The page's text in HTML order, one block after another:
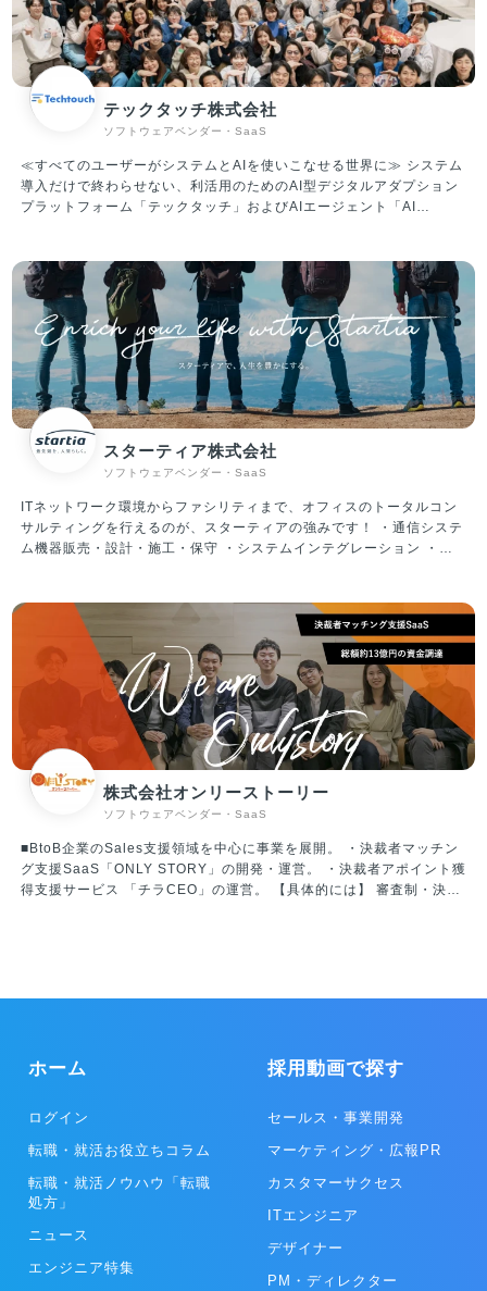
物流・自動車整備・建設領域に特化したエージェントの『ドライバー
キャリア』『整備士キャリア』『建職キャリア』を運営しています。
現在、5,000社以上のクライアントと取引しており、業界トップクラ
スの各社からも厚い信頼を寄せられいます。業界に先駆けて成果報酬
型サービスを実施し、導入のしやすさから新たなクライアントを獲得
し急成長を果たしています。 ②ITプラットフォーム（SaaS）事業 X
Mile社は、人材プラットフォーム事業で5,000以上のお客様と取引を
体制の中小企業が大多数であり、社内のIT人材も不足しているのが課
題となっています。 当社は、ノンデスク事業者向けのSaaS開発提供
により、生産性向上・労働時間短縮を促進していきます。
テックタッチ株式会社
ソフトウェアベンダー・SaaS
≪すべてのユーザーがシステムとAIを使いこなせる世界に≫ システム
導入だけで終わらせない、利活用のためのAI型デジタルアダプション
プラットフォーム「テックタッチ」およびAIエージェント「AI
ゲーションを表示させ、利活用を促進していくプラットフォームで
す。 対象システムの利用状況を可視化したうえで、ナビゲーションに
よるUI改善や自動操作による生産性改善など、アジャイルなDXを現場
主導でリードすることができ、主に従業員数千人～数万人のエンター
プライズ企業様を中心にご導入いただいています。 ▼テックタッチの
機能紹介（一例） ・どのタイミングで何を入力すればいいのかをス
テップごとに教えてくれる ・入力ミスを事前に検知（半角／全角、
(株)／株式会社など） ・分析機能を用いて、どれくらいの社員が、
どの項目で躓いているのかが分かる ・自動入力機能で顧客のIDを間
違いなく入力（ダブルチェックが不要に） ▼資金調達情報 2019年6
月 シード調達：1.2億円 2020年6月 シリーズA調達：5億円 2023
囲気/特徴 ・大人な雰囲気のスタートアップ！メリハリつけた働き方
が可能 周りへの配慮を大切にした、優しいメンバーが揃っており、気
持ちよく働ける環境です。 仕事においては真剣に向き合いますが、楽
約60％、子育て中社員が35％超えと、大人な雰囲気のスタートアップ
です。 そのため、休日出勤・過度な残業など無理なスケジュールで業
務を進めていくことはありません。 ・働く環境／スキルアップ ・大
手金融、外資コンサル、メガベンチャー、スタートアップ経営者な
ど、様々なバックグラウンドを持つメンバーが当社には集まっていま
す。 当然ながら自律性、主体性が強く求められる環境ではあるのです
が、そのような環境だからこそ、全員が「会社のオーナーである」と
いう思いを持ち、プロダクト開発だけではなく、組織作りにも積極的
に関わる風土ができています。
スターティア株式会社
ソフトウェアベンダー・SaaS
ITネットワーク環境からファシリティまで、オフィスのトータルコン
サルティングを行えるのが、スターティアの強みです！ ・通信システ
ム機器販売・設計・施工・保守 ・システムインテグレーション ・セ
イトの企画・制作 ・Web集客のコンサルティング
株式会社オンリーストーリー
ソフトウェアベンダー・SaaS
■BtoB企業のSales支援領域を中心に事業を展開。 ・決裁者マッチン
グ支援SaaS「ONLY STORY」の開発・運営。 ・決裁者アポイント獲
得支援サービス 「チラCEO」の運営。 【具体的には】 審査制・決裁
アカウント(企業)のキーパーソンだけに絞ったマーケティング活動
『KBM(Keyperson Based Marketing)モデル』を実現し、BtoB企業
する経営課題／営業課題の解決に貢献します。 ▼ 受賞・表彰 2024年
グ 小規模部門（従業員25－99人）で 5位に選出 2020年版アジア地域
における 「働きがいのある会社」ランキングで 25位に選出 ▼出演・
掲載 ・NHK クローズアップ現代＋
https://www.nhk.or.jp/gendai/articles/4432/index.html ・
TechCrunch Japan
https://jp.techcrunch.com/2021/04/14/onlystory-1-3m/
ホーム
ログイン
転職・就活お役立ちコラム
転職・就活ノウハウ「転職
処方」
ニュース
エンジニア特集
採用動画で探す
セールス・事業開発
マーケティング・広報PR
カスタマーサクセス
ITエンジニア
デザイナー
PM・ディレクター